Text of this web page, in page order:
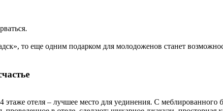
то еще одним подарком для молодоженов станет
этаже отеля – лучшее место для уединения. С